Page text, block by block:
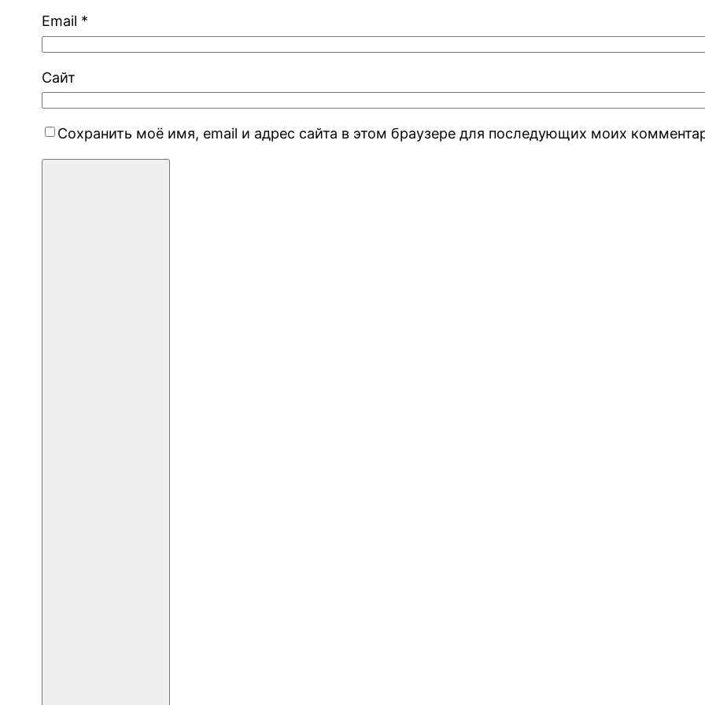
Email *
Сайт
Сохранить моё имя, email и адрес сайта в этом браузере для последующих моих